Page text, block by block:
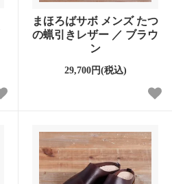
まほろばサボ メンズ たつ
の蝋引きレザー ／ ブラウ
ン
29,700円(税込)